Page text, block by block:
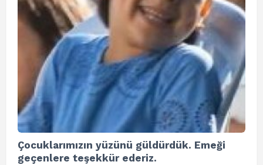
Çocuklarımızın yüzünü güldürdük. Emeği
geçenlere teşekkür ederiz.